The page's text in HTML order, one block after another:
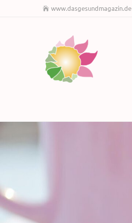
www.dasgesundmagazin.de